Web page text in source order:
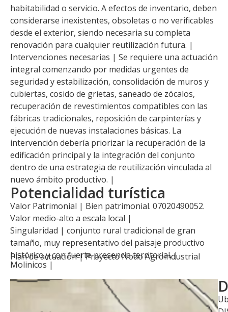
habitabilidad o servicio. A efectos de inventario, deben
considerarse inexistentes, obsoletas o no verificables
desde el exterior, siendo necesaria su completa
renovación para cualquier reutilización futura. |
Intervenciones necesarias | Se requiere una actuación
integral comenzando por medidas urgentes de
seguridad y estabilización, consolidación de muros y
cubiertas, cosido de grietas, saneado de zócalos,
recuperación de revestimientos compatibles con las
fábricas tradicionales, reposición de carpinterías y
ejecución de nuevas instalaciones básicas. La
intervención debería priorizar la recuperación de la
edificación principal y la integración del conjunto
dentro de una estrategia de reutilización vinculada al
nuevo ámbito productivo. |
Potencialidad turística
Valor Patrimonial | Bien patrimonial. 07020490052.
Valor medio-alto a escala local |
Singularidad | conjunto rural tradicional de gran
tamaño, muy representativo del paisaje productivo
histórico y con fuerte presencia territorial. |
Plan de actuación |Proyecto Nodo Agroindustrial
Molinicos |